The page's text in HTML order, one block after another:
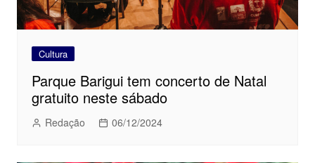
Cultura
Parque Barigui tem concerto de Natal
gratuito neste sábado
Redação 06/12/2024